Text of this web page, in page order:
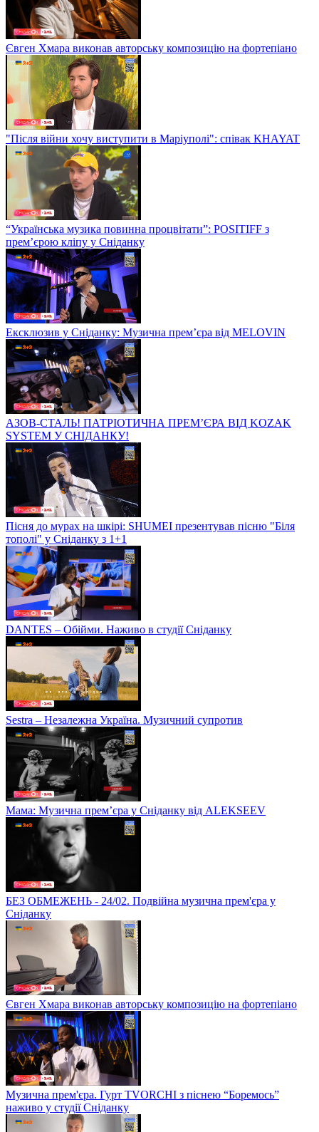
Євген Хмара виконав авторську композицію на фортепіано
"Після війни хочу виступити в Маріуполі": співак KHAYAT
“Українська музика повинна процвітати”: POSITIFF з
прем’єрою кліпу у Сніданку
Ексклюзив у Сніданку: Музична прем’єра від MELOVIN
АЗОВ-СТАЛЬ! ПАТРІОТИЧНА ПРЕМ’ЄРА ВІД KOZAK
SYSTEM У СНІДАНКУ!
Пісня до мурах на шкірі: SHUMEI презентував пісню "Біля
тополі" у Сніданку з 1+1
DANTES – Обійми. Наживо в студії Сніданку
Sestra – Незалежна Україна. Музичний супротив
Мама: Музична прем’єра у Сніданку від ALEKSEEV
БЕЗ ОБМЕЖЕНЬ - 24/02. Подвійна музична прем'єра у
Сніданку
Євген Хмара виконав авторську композицію на фортепіано
Музична прем'єра. Гурт TVORCHI з піснею “Боремось”
наживо у студії Сніданку